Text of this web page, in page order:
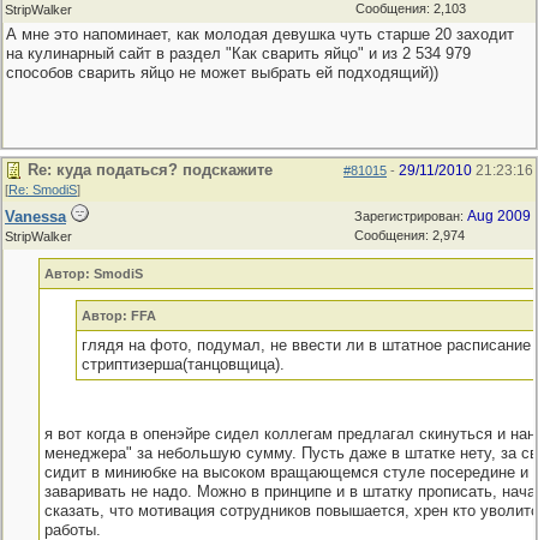
Сообщения: 2,103
StripWalker
А мне это напоминает, как молодая девушка чуть старше 20 заходит
на кулинарный сайт в раздел "Как сварить яйцо" и из 2 534 979
способов сварить яйцо не может выбрать ей подходящий))
#81015 - 29/11/2010 21:23:16
Re: куда податься? подскажите
[Re: SmodiS]
Зарегистрирован: Aug 2009
Сообщения: 2,974
Vanessa
StripWalker
Автор: SmodiS
Автор: FFA
глядя на фото, подумал, не ввести ли в штатное расписание
стриптизерша(танцовщица).
я вот когда в опенэйре сидел коллегам предлагал скинуться и
менеджера" за небольшую сумму. Пусть даже в штатке нету, за
сидит в миниюбке на высоком вращающемся стуле посередине и
заваривать не надо. Можно в принципе и в штатку прописать,
сказать, что мотивация сотрудников повышается, хрен кто
работы.